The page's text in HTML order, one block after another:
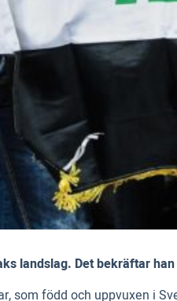
landslag. Det bekräftar
som född och uppvuxen i